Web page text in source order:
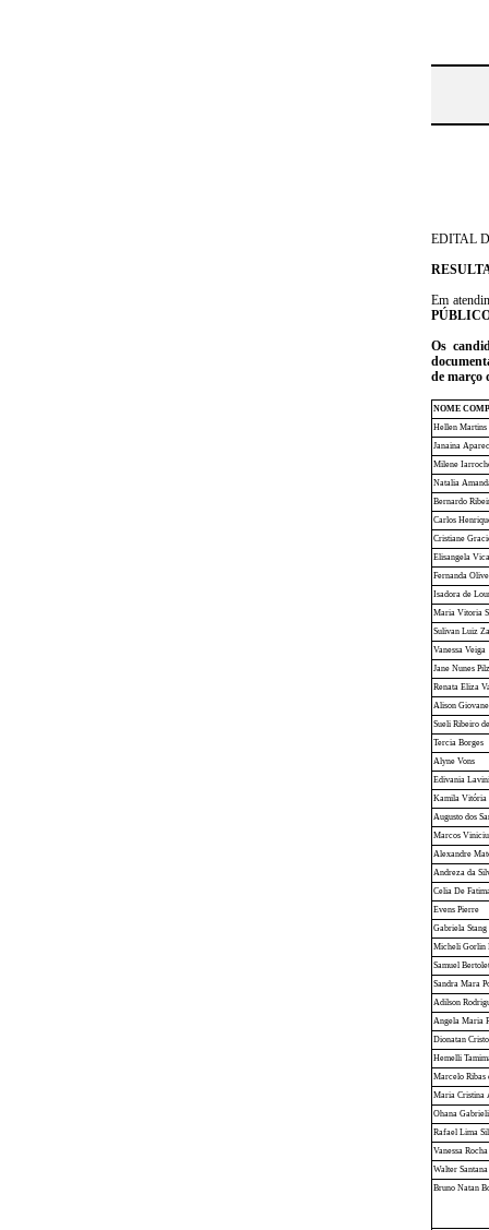
EDITAL
Em
Os
de março
NOME
Hellen Martins
Janaina
Milene
Natalia
Bernardo
Carlos
Cristiane
Elisangela
Fernanda
Isadora de
Maria Vitoria
Sulivan Luiz
Vanessa Veiga
Jane Nunes Pilz
Renata Eliza
Alison
Sueli Ribeiro
Tercia Borges
Alyne Vons
Edivania
Kamila Vitória
Augusto dos
Marcos
Alexandre
Andreza da
Celia De
Evens Pierre
Gabriela Stang
Micheli Gorlin
Samuel
Sandra Mara
Adilson
Angela Maria
Dionatan
Hemelli
Marcelo Ribas
Maria Cristina
Ohana
Rafael Lima
Vanessa Rocha
Walter
Bruno Natan